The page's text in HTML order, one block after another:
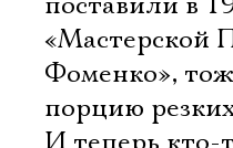
«Мастерской
Фоменко»,
порцию